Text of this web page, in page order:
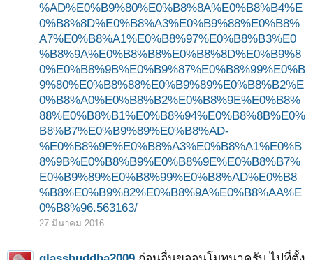
%AD%E0%B9%80%E0%B8%8A%E0%B8%B4%E
0%B8%8D%E0%B8%A3%E0%B9%88%E0%B8%
A7%E0%B8%A1%E0%B8%97%E0%B8%B3%E0
%B8%9A%E0%B8%B8%E0%B8%8D%E0%B9%8
0%E0%B8%9B%E0%B9%87%E0%B8%99%E0%B
9%80%E0%B8%88%E0%B9%89%E0%B8%B2%E
0%B8%A0%E0%B8%B2%E0%B8%9E%E0%B8%
88%E0%B8%B1%E0%B8%94%E0%B8%8B%E0%
B8%B7%E0%B9%89%E0%B8%AD-
%E0%B8%9E%E0%B8%A3%E0%B8%A1%E0%B
8%9B%E0%B8%B9%E0%B8%9E%E0%B8%B7%
E0%B9%89%E0%B8%99%E0%B8%AD%E0%B8
%B8%E0%B9%82%E0%B8%9A%E0%B8%AA%E
0%B8%96.563163/
27 มีนาคม 2016